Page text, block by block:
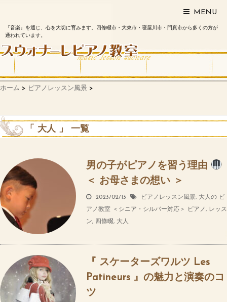
MENU
『音楽』を通じ、心を大切に育みます。四條畷市・大東市・寝屋川市・門真市から多くの方が
通われています。
ホーム > ピアノレッスン風景 >
「 大人 」 一覧
男の子がピアノを習う理由
＜ お母さまの想い ＞
2023/02/13 ピアノレッスン風景, 大人の ピ
アノ教室 ＜シニア・シルバー対応＞
ピアノ, レッス
ン, 四條畷, 大人
『 スケーターズワルツ Les
Patineurs 』の魅力と演奏のコ
ツ